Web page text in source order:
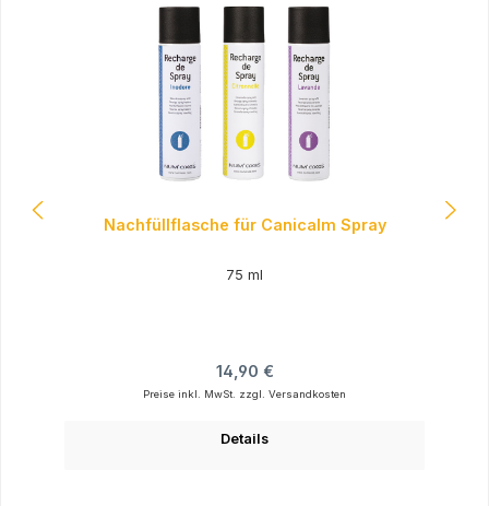
Nachfüllflasche für Canicalm Spray
75 ml
Regulärer Preis:
14,90 €
Preise inkl. MwSt. zzgl. Versandkosten
Details